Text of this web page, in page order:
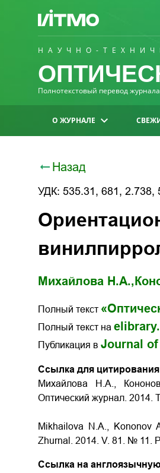
НАУЧНО-
Полнотекстовый перевод
О ЖУРНАЛЕ
Назад
УДК: 535.31, 681, 2.738,
Михайлова Н.А.,
Полный текст
Полный текст на
Публикация в Journal
Ссылка для
Михайлова Н.А.,
Оптический журнал. 2014.
Mikhailova N.A., Kononov
Zhurnal. 2014. V. 81. № 11.
Ссылка на